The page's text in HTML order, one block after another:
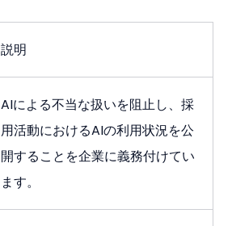
説明
AIによる不当な扱いを阻止し、採
用活動におけるAIの利用状況を公
開することを企業に義務付けてい
ます。